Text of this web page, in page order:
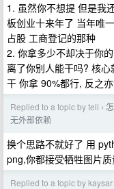
1. 虽然你不想提 但是我
板创业十来年了 当年唯
占股 工商登记的那种
2. 你拿多少不却决于你
离了你别人能干吗? 核
干 你拿 90%都行, 反之
Replied to a topic by teli ›
无外部依赖
换个思路不就好了 用
png,你都接受牺牲图片
Replied to a topic by kaysar